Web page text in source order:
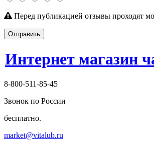
Перед публикацией отзывы проходят
Отправить
Интернет магазин
8-800-511-85-45
Звонок по России
бесплатно.
market@vitalub.ru